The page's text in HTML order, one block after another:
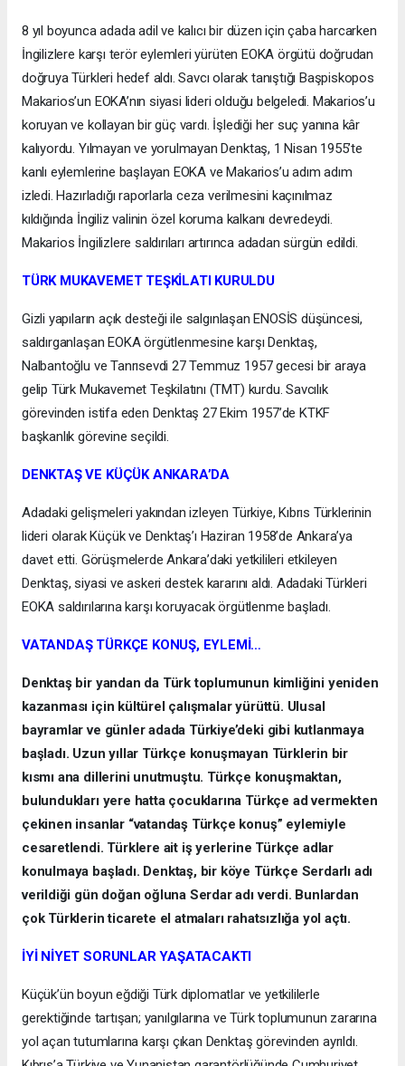
8 yıl boyunca adada adil ve kalıcı bir düzen için çaba harcarken
İngilizlere karşı terör eylemleri yürüten EOKA örgütü doğrudan
doğruya Türkleri hedef aldı. Savcı olarak tanıştığı Başpiskopos
Makarios’un EOKA’nın siyasi lideri olduğu belgeledi. Makarios’u
koruyan ve kollayan bir güç vardı. İşlediği her suç yanına kâr
kalıyordu. Yılmayan ve yorulmayan Denktaş, 1 Nisan 1955’te
kanlı eylemlerine başlayan EOKA ve Makarios’u adım adım
izledi. Hazırladığı raporlarla ceza verilmesini kaçınılmaz
kıldığında İngiliz valinin özel koruma kalkanı devredeydi.
Makarios İngilizlere saldırıları artırınca adadan sürgün edildi.
TÜRK MUKAVEMET TEŞKİLATI KURULDU
Gizli yapıların açık desteği ile salgınlaşan ENOSİS düşüncesi,
saldırganlaşan EOKA örgütlenmesine karşı Denktaş,
Nalbantoğlu ve Tanrısevdi 27 Temmuz 1957 gecesi bir araya
gelip Türk Mukavemet Teşkilatını (TMT) kurdu. Savcılık
görevinden istifa eden Denktaş 27 Ekim 1957’de KTKF
başkanlık görevine seçildi.
DENKTAŞ VE KÜÇÜK ANKARA’DA
Adadaki gelişmeleri yakından izleyen Türkiye, Kıbrıs Türklerinin
lideri olarak Küçük ve Denktaş’ı Haziran 1958’de Ankara’ya
davet etti. Görüşmelerde Ankara’daki yetkilileri etkileyen
Denktaş, siyasi ve askeri destek kararını aldı. Adadaki Türkleri
EOKA saldırılarına karşı koruyacak örgütlenme başladı.
VATANDAŞ TÜRKÇE KONUŞ, EYLEMİ…
Denktaş bir yandan da Türk toplumunun kimliğini yeniden
kazanması için kültürel çalışmalar yürüttü. Ulusal
bayramlar ve günler adada Türkiye’deki gibi kutlanmaya
başladı. Uzun yıllar Türkçe konuşmayan Türklerin bir
kısmı ana dillerini unutmuştu. Türkçe konuşmaktan,
bulundukları yere hatta çocuklarına Türkçe ad vermekten
çekinen insanlar “vatandaş Türkçe konuş” eylemiyle
cesaretlendi. Türklere ait iş yerlerine Türkçe adlar
konulmaya başladı. Denktaş, bir köye Türkçe Serdarlı adı
verildiği gün doğan oğluna Serdar adı verdi. Bunlardan
çok Türklerin ticarete el atmaları rahatsızlığa yol açtı.
İYİ NİYET SORUNLAR YAŞATACAKTI
Küçük’ün boyun eğdiği Türk diplomatlar ve yetkililerle
gerektiğinde tartışan; yanılgılarına ve Türk toplumunun zararına
yol açan tutumlarına karşı çıkan Denktaş görevinden ayrıldı.